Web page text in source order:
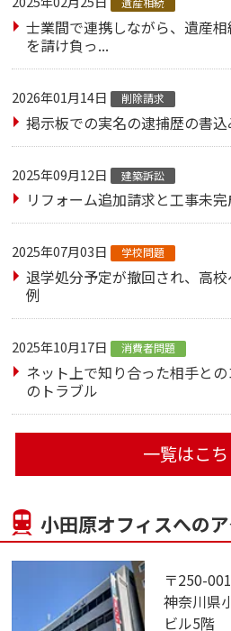
士業間で連携しながら、遺産
を請け負っ...
2026年01月14日 削除請求
掲示板での実名の逮捕歴の書
2025年09月12日 建築訴訟
リフォーム追加請求と工事未
2025年07月03日 学校問題
退学処分予定が撤回され、高
例
2025年10月17日 消費者問題
ネット上で知り合った相手と
のトラブル
一覧はこ
小田原オフィスへの
〒250-
神奈川県
ビル5階